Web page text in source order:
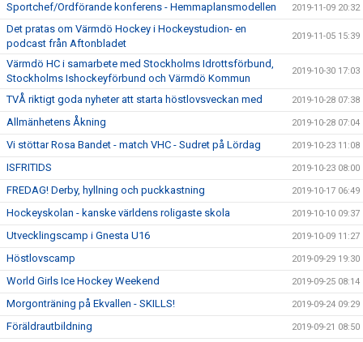
Sportchef/Ordförande konferens - Hemmaplansmodellen 2019-11-09 20:32
Det pratas om Värmdö Hockey i Hockeystudion- en
podcast från Aftonbladet
2019-11-05 15:39
Värmdö HC i samarbete med Stockholms Idrottsförbund,
Stockholms Ishockeyförbund och Värmdö Kommun
2019-10-30 17:03
TVÅ riktigt goda nyheter att starta höstlovsveckan med 2019-10-28 07:38
Allmänhetens Åkning 2019-10-28 07:04
Vi stöttar Rosa Bandet - match VHC - Sudret på Lördag 2019-10-23 11:08
ISFRITIDS 2019-10-23 08:00
FREDAG! Derby, hyllning och puckkastning 2019-10-17 06:49
Hockeyskolan - kanske världens roligaste skola 2019-10-10 09:37
Utvecklingscamp i Gnesta U16 2019-10-09 11:27
Höstlovscamp 2019-09-29 19:30
World Girls Ice Hockey Weekend 2019-09-25 08:14
Morgonträning på Ekvallen - SKILLS! 2019-09-24 09:29
Föräldrautbildning 2019-09-21 08:50